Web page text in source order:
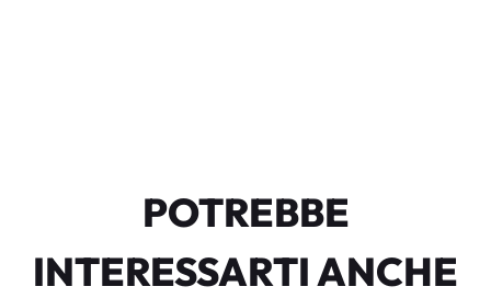
POTREBBE
INTERESSARTI ANCHE